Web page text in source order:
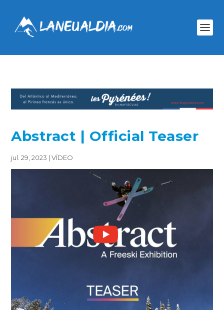
Abstract | Official Teaser
jul. 29, 2023 |VÍDEO